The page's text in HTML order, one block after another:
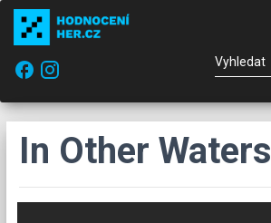
facebook
In Other Waters